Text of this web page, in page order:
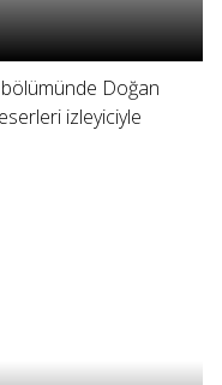
Doğan
izleyiciyle